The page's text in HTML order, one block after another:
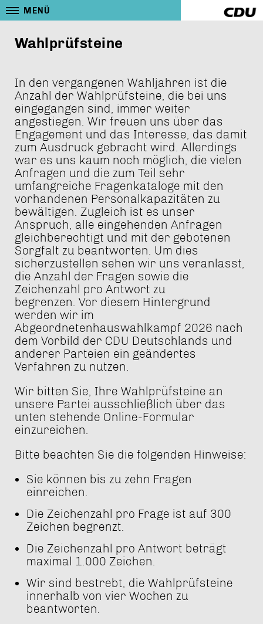
MENÜ
Wahlprüfsteine
In den vergangenen Wahljahren ist die
Anzahl der Wahlprüfsteine, die bei uns
eingegangen sind, immer weiter
angestiegen. Wir freuen uns über das
Engagement und das Interesse, das damit
zum Ausdruck gebracht wird. Allerdings
war es uns kaum noch möglich, die vielen
Anfragen und die zum Teil sehr
umfangreiche Fragenkataloge mit den
vorhandenen Personalkapazitäten zu
bewältigen. Zugleich ist es unser
Anspruch, alle eingehenden Anfragen
gleichberechtigt und mit der gebotenen
Sorgfalt zu beantworten. Um dies
sicherzustellen sehen wir uns veranlasst,
die Anzahl der Fragen sowie die
Zeichenzahl pro Antwort zu
begrenzen. Vor diesem Hintergrund
werden wir im
Abgeordnetenhauswahlkampf 2026 nach
dem Vorbild der CDU Deutschlands und
anderer Parteien ein geändertes
Verfahren zu nutzen.
Wir bitten Sie, Ihre Wahlprüfsteine an
unsere Partei ausschließlich über das
unten stehende Online-Formular
einzureichen.
Bitte beachten Sie die folgenden Hinweise:
Sie können bis zu zehn Fragen
einreichen.
Die Zeichenzahl pro Frage ist auf 300
Zeichen begrenzt.
Die Zeichenzahl pro Antwort beträgt
maximal 1.000 Zeichen.
Wir sind bestrebt, die Wahlprüfsteine
innerhalb von vier Wochen zu
beantworten.